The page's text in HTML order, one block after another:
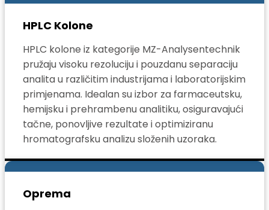
HPLC Kolone
HPLC kolone iz kategorije MZ-Analysentechnik
pružaju visoku rezoluciju i pouzdanu separaciju
analita u različitim industrijama i laboratorijskim
primjenama. Idealan su izbor za farmaceutsku,
hemijsku i prehrambenu analitiku, osiguravajući
tačne, ponovljive rezultate i optimiziranu
hromatografsku analizu složenih uzoraka.
Oprema